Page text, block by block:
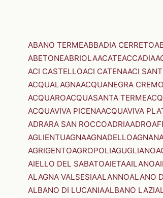
ABANO TERMEABBADIA CERRETO
ABETONEABRIOLAACATEACCADIA
ACI CASTELLOACI CATENAACI
ACQUALAGNAACQUANEGRA
ACQUAROACQUASANTA TERME
ACQUAVIVA PICENAACQUAVIVA
ADRARA SAN ROCCOADRIAADRO
AGLIENTUAGNAAGNADELLO
AGRIGENTOAGROPOLIAGUGLIANO
AIELLO DEL SABATOAIETAAILANO
ALAGNA VALSESIAALANNOALANO
ALBANO DI LUCANIAALBANO